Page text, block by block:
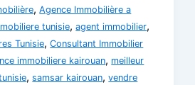
,Agence Immobilière a
tunisie,agent immobilier,
Tunisie,Consultant Immobilier
immobiliere kairouan, meilleur
,samsar kairouan,vendre